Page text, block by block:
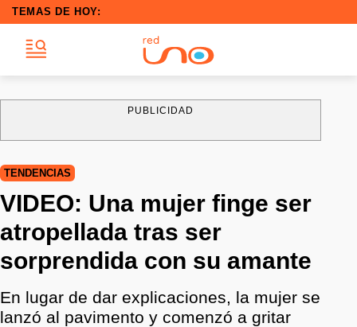
TEMAS DE HOY:
PUBLICIDAD
TENDENCIAS
VIDEO: Una mujer finge ser
atropellada tras ser
sorprendida con su amante
En lugar de dar explicaciones, la mujer se
lanzó al pavimento y comenzó a gritar